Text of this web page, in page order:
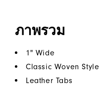
ภาพรวม
1" Wide
Classic Woven Style
Leather Tabs